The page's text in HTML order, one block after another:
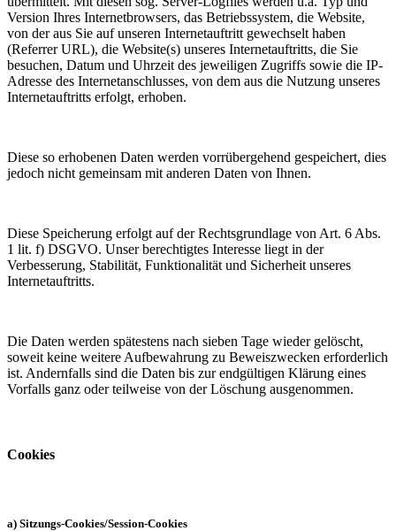
Version Ihres Internetbrowsers, das Betriebssystem, die Website,
von der aus Sie auf unseren Internetauftritt gewechselt haben
(Referrer URL), die Website(s) unseres Internetauftritts, die Sie
besuchen, Datum und Uhrzeit des jeweiligen Zugriffs sowie die IP-
Adresse des Internetanschlusses, von dem aus die Nutzung unseres
Internetauftritts erfolgt, erhoben.
Diese so erhobenen Daten werden vorrübergehend gespeichert, dies
jedoch nicht gemeinsam mit anderen Daten von Ihnen.
Diese Speicherung erfolgt auf der Rechtsgrundlage von Art. 6 Abs.
1 lit. f) DSGVO. Unser berechtigtes Interesse liegt in der
Verbesserung, Stabilität, Funktionalität und Sicherheit unseres
Internetauftritts.
Die Daten werden spätestens nach sieben Tage wieder gelöscht,
soweit keine weitere Aufbewahrung zu Beweiszwecken erforderlich
ist. Andernfalls sind die Daten bis zur endgültigen Klärung eines
Vorfalls ganz oder teilweise von der Löschung ausgenommen.
Cookies
a) Sitzungs-Cookies/Session-Cookies